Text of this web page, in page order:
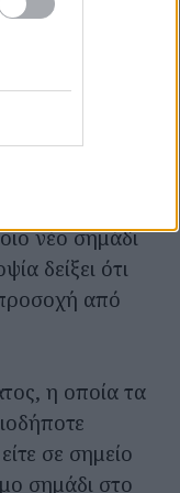
κ. Λουίζα
του
νέο σημάδι
δείξει ότι
από
η οποία τα
σε σημείο
σημάδι στο